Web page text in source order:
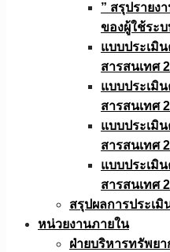
” สรุปรายง
ของผู้ใช้ระ
แบบประเมิ
สารสนเทศ
แบบประเมิ
สารสนเทศ
แบบประเมิ
สารสนเทศ
แบบประเมิ
สารสนเทศ
สรุปผลการประเ
หน่วยงานภายใน
ฝ่ายบริหารทรัพยา